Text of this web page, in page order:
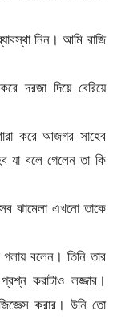
নিন। আমি রাজি
দরজা দিয়ে বেরিয়ে
করে আজগর সাহেব
যা বলে গেলেন তা কি
ঝামেলা এখনো তাকে
বলেন। তিনি তার
করাটাও লজ্জার।
করার। উনি তো